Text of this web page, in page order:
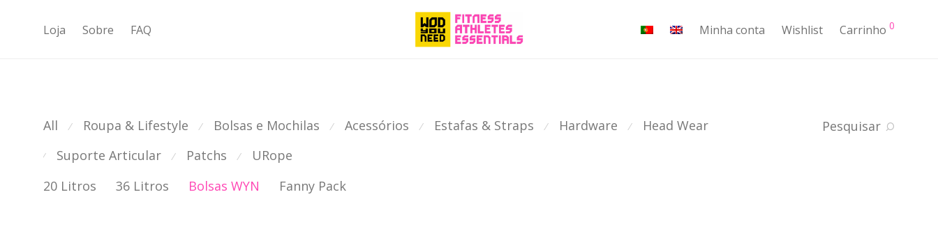
Loja Sobre FAQ Minha conta Wishlist Carrinho 0
Pesquisar
All ⁄ Roupa & Lifestyle ⁄ Bolsas e Mochilas ⁄ Acessórios ⁄ Estafas & Straps ⁄ Hardware ⁄ Head Wear
⁄ Suporte Articular ⁄ Patchs ⁄
URope
20 Litros
36 Litros Bolsas WYN Fanny Pack